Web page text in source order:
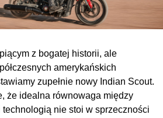
z bogatej historii, ale
amerykańskich
zupełnie nowy Indian Scout.
że idealna równowaga między
nie stoi w sprzeczności